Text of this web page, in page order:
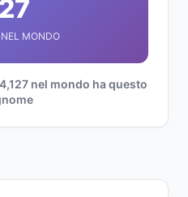
MONDO
nel mondo ha questo